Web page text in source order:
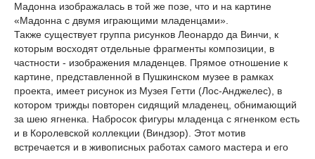
Мадонна изображалась в той же позе, что и на картине
«Мадонна с двумя играющими младенцами».
Также существует группа рисунков Леонардо да Винчи, к
которым восходят отдельные фрагменты композиции, в
частности - изображения младенцев. Прямое отношение к
картине, представленной в Пушкинском музее в рамках
проекта, имеет рисунок из Музея Гетти (Лос-Анджелес), в
котором трижды повторен сидящий младенец, обнимающий
за шею ягненка. Набросок фигуры младенца с ягненком есть
и в Королевской коллекции (Виндзор). Этот мотив
встречается и в живописных работах самого мастера и его